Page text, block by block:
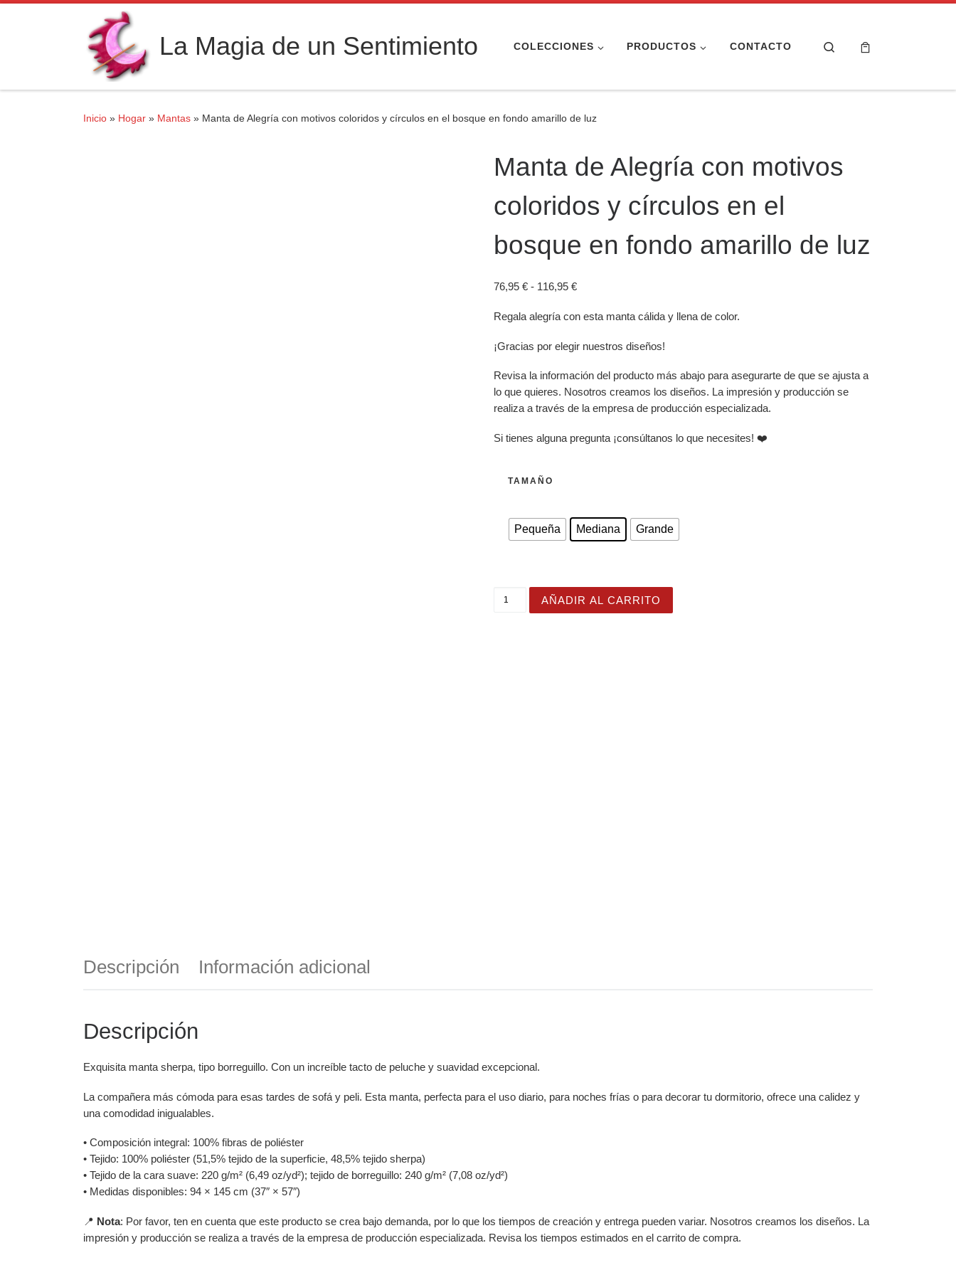
Saltar al contenido
La Magia de un Sentimiento COLECCIONES PRODUCTOS CONTACTO Search
Inicio » Hogar » Mantas » Manta de Alegría con motivos coloridos y círculos en el bosque en fondo amarillo de luz
Manta de Alegría con motivos
coloridos y círculos en el
bosque en fondo amarillo de luz
76,95€ - 116,95€Rango de precios: desde 76,95 € hasta 116,95 €
Regala alegría con esta manta cálida y llena de color.
¡Gracias por elegir nuestros diseños!
Revisa la información del producto más abajo para asegurarte de que se ajusta a
lo que quieres. Nosotros creamos los diseños. La impresión y producción se
realiza a través de la empresa de producción especializada.
Si tienes alguna pregunta ¡consúltanos lo que necesites! ❤️
TAMAÑO
Pequeña Mediana Grande
Manta de Alegría con motivos coloridos y círculos en el bosque en fondo amarillo de
AÑADIR AL CARRITO
Descripción Información adicional
Descripción
Exquisita manta sherpa, tipo borreguillo. Con un increíble tacto de peluche y suavidad excepcional.
La compañera más cómoda para esas tardes de sofá y peli. Esta manta, perfecta para el uso diario, para noches frías o para decorar tu dormitorio, ofrece una calidez y
una comodidad inigualables.
• Composición integral: 100% fibras de poliéster
• Tejido: 100% poliéster (51,5% tejido de la superficie, 48,5% tejido sherpa)
• Tejido de la cara suave: 220 g/m² (6,49 oz/yd²); tejido de borreguillo: 240 g/m² (7,08 oz/yd²)
• Medidas disponibles: 94 × 145 cm (37″ × 57″)
📍 Nota: Por favor, ten en cuenta que este producto se crea bajo demanda, por lo que los tiempos de creación y entrega pueden variar. Nosotros creamos los diseños. La
impresión y producción se realiza a través de la empresa de producción especializada. Revisa los tiempos estimados en el carrito de compra.